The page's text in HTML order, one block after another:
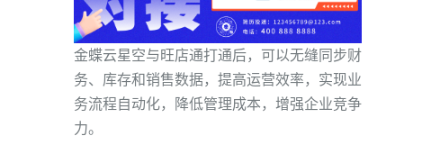
金蝶云星空与旺店通打通后，可以无缝同步财
务、库存和销售数据，提高运营效率，实现业
务流程自动化，降低管理成本，增强企业竞争
力。